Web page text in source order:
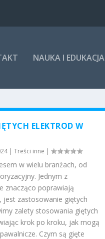
NAUKA I EDUKACJA
ELEKTROD W
| Treści inne |
w wielu branżach, od
Jednym z
znacząco poprawiają
jest zastosowanie giętych
zalety stosowania giętych
krok po kroku, jak mogą
Czym są gięte